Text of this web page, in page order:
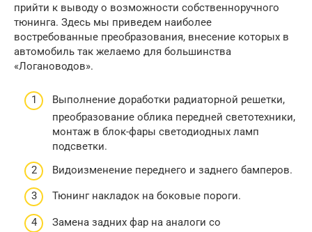
прийти к выводу о возможности собственноручного
тюнинга. Здесь мы приведем наиболее
востребованные преобразования, внесение которых в
автомобиль так желаемо для большинства
«Логановодов».
Выполнение доработки радиаторной решетки,
преобразование облика передней светотехники,
монтаж в блок-фары светодиодных ламп
подсветки.
Видоизменение переднего и заднего бамперов.
Тюнинг накладок на боковые пороги.
Замена задних фар на аналоги со